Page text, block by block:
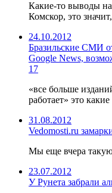
Какие-то выводы
Комскор, это
24.10.2012
Бразильские СМИ
Google News,
17
«все больше
работает» это
31.08.2012
Vedomosti.ru
Мы еще вчера
23.07.2012
У Рунета забрали